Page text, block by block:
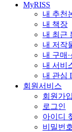
MyRISS
내 추천
내 책장
내 최근
내 저작
내 구매
내 서비
내 관심
회원서비스
회원가입
로그인
아이디
비밀번